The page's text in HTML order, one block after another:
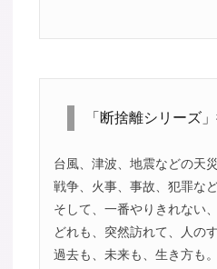
「断捨離シリーズ
台風、津波、地震などの天災
戦争、火事、事故、犯罪など
そして、一番やりきれない
どれも、突然訪れて、人の
過去も、未来も、生き方も。